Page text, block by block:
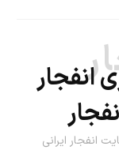
انفجار
انفجار ایرانی